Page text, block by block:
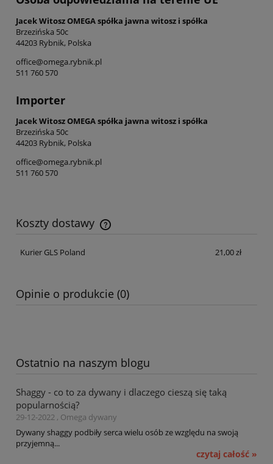
Jacek Witosz OMEGA spółka jawna witosz i spółka
Brzezińska 50c
44203 Rybnik, Polska
office@omega.rybnik.pl
511 760 570
Importer
Jacek Witosz OMEGA spółka jawna witosz i spółka
Brzezińska 50c
44203 Rybnik, Polska
office@omega.rybnik.pl
511 760 570
Koszty dostawy
Cena nie zawiera ewentualnych kosztów płatności
Kurier GLS Poland
21,00 zł
Opinie o produkcie (0)
Ostatnio na naszym blogu
Shaggy - co to za dywany i dlaczego cieszą się taką
popularnością?
29-12-2022 , Omega dywany
Dywany shaggy podbiły serca wielu osób ze względu na swoją
przyjemną...
czytaj całość »